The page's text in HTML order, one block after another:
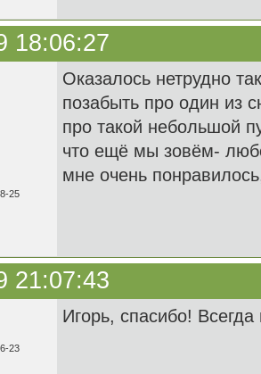
18:06:27
25
Оказалось нетрудно так
позабыть про один из
про такой небольшой
что ещё мы зовём-
мне очень
21:07:43
23
Игорь, спасибо!